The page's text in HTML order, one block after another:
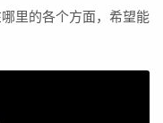
里的各个方面，希望能